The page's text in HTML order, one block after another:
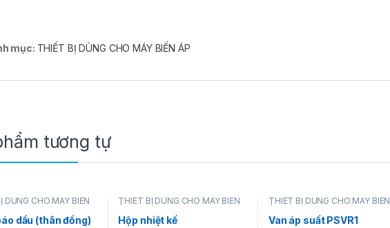
mục: THIẾT BỊ DÙNG CHO MÁY BIẾN ÁP
tương tự
DÙNG CHO MÁY BIẾN
dầu (thân đồng)
THIẾT BỊ DÙNG CHO MÁY BIẾN
Hộp nhiệt kế
THIẾT BỊ DÙNG CHO MÁY BIẾN
Van áp suất PSVR1